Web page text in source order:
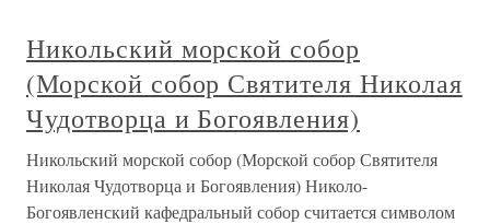
Никольский морской собор
(Морской собор Святителя Николая
Чудотворца и Богоявления)
Никольский морской собор (Морской собор Святителя
Николая Чудотворца и Богоявления) Николо-
Богоявленский кафедральный собор считается символом